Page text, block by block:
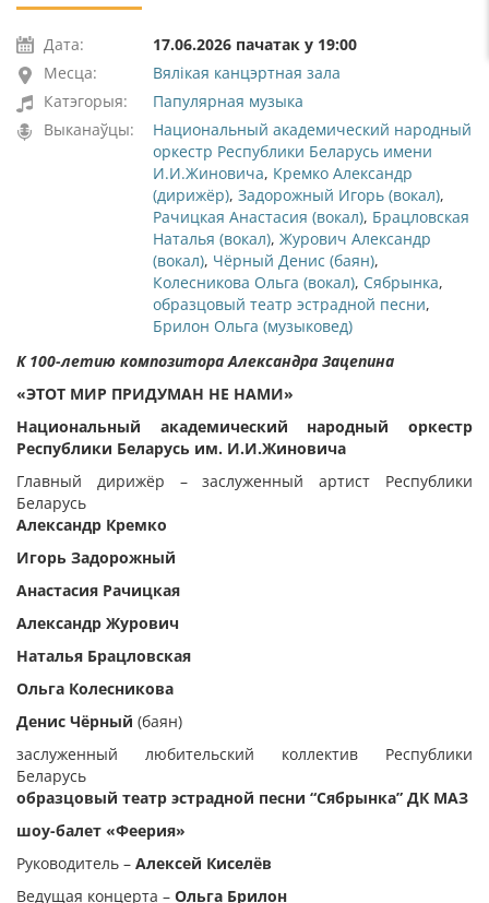
Дата:
17.06.2026 пачатак у 19:00
Месца:
Вялікая канцэртная зала
Катэгорыя:
Папулярная музыка
Выканаўцы:
Национальный академический народный
оркестр Республики Беларусь имени
И.И.Жиновича, Кремко Александр
(дирижёр), Задорожный Игорь (вокал),
Рачицкая Анастасия (вокал), Брацловская
Наталья (вокал), Журович Александр
(вокал), Чёрный Денис (баян),
Колесникова Ольга (вокал), Сябрынка,
образцовый театр эстрадной песни,
Брилон Ольга (музыковед)
К 100-летию композитора Александра Зацепина
«ЭТОТ МИР ПРИДУМАН НЕ НАМИ»
Национальный академический народный оркестр
Республики Беларусь им. И.И.Жиновича
Главный дирижёр – заслуженный артист Республики
Беларусь
Александр Кремко
Игорь Задорожный
Анастасия Рачицкая
Александр Журович
Наталья Брацловская
Ольга Колесникова
Денис Чёрный (баян)
заслуженный любительский коллектив Республики
Беларусь
образцовый театр эстрадной песни “Сябрынка” ДК МАЗ
шоу-балет «Феерия»
Руководитель – Алексей Киселёв
Ведущая концерта – Ольга Брилон